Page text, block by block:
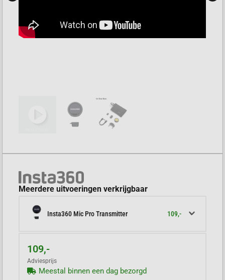
Meerdere uitvoeringen verkrijgbaar
Insta360 Mic Pro Transmitter 109,-
109,-
Adviesprijs
Meestal binnen een dag bezorgd